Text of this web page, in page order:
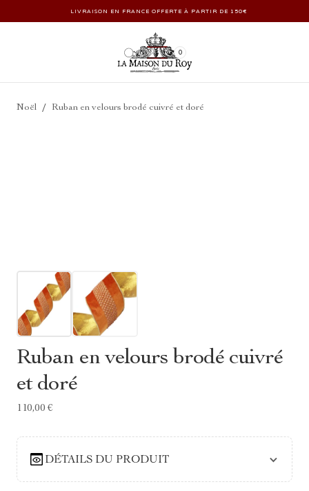
LIVRAISON EN FRANCE OFFERTE À PARTIR DE 150€
0
Noël / Ruban en velours brodé cuivré et doré
Ruban en velours brodé cuivré
et doré
110,00 €
DÉTAILS DU PRODUIT